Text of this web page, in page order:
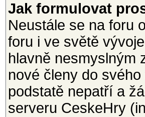
Jak formulovat
Neustále se na foru
foru i ve světě
hlavně nesmyslným
nové členy do
podstatě nepatří a
serveru CeskeHry